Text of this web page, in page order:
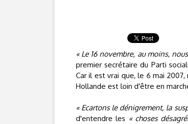
« Le 16 novembre, au moins,
premier secrétaire du Parti
Car il est vrai que, le 6 mai
Hollande est loin d'être en
« Ecartons le dénigrement, la
d'entendre les « choses